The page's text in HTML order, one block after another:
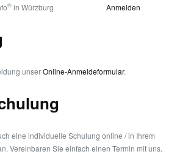
® in Würzburg Anmelden
unserOnline-Anmeldeformular.
eine individuelle Schulung online / in Ihrem
Vereinbaren Sie einfach einen Termin mit uns.